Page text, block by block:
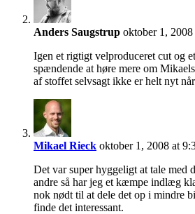
Anders Saugstrup oktober 1, 2008
Igen et rigtigt velproduceret cut og
spændende at høre mere om
af stoffet selvsagt ikke er helt nyt
Mikael Rieck oktober 1, 2008 at
Det var super hyggeligt at tale med
andre så har jeg et kæmpe indlæg
nok nødt til at dele det op i mindre
finde det interessant.